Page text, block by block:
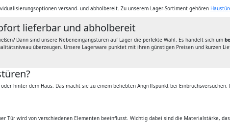
versand- und abholbereit. Zu unserem Lager-Sortiment gehören
lieferbar und abholbereit
Dann sind unsere Nebeneingangstüren auf Lager die perfekte Wahl. Es handelt sich um
überzeugen. Unsere Lagerware punktet mit ihren günstigen Preisen und kurzen
hinter dem Haus. Das macht sie zu einem beliebten Angriffspunkt bei
Tür wird von verschiedenen Elementen beeinflusst. Wichtig dabei sind die Materialstärke,